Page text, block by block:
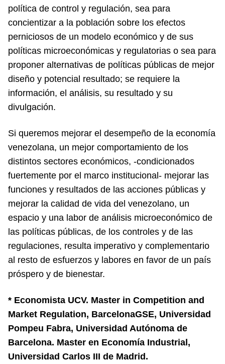
política de control y regulación, sea para
concientizar a la población sobre los efectos
perniciosos de un modelo económico y de sus
políticas microeconómicas y regulatorias o sea para
proponer alternativas de políticas públicas de mejor
diseño y potencial resultado; se requiere la
información, el análisis, su resultado y su
divulgación.
Si queremos mejorar el desempeño de la economía
venezolana, un mejor comportamiento de los
distintos sectores económicos, -condicionados
fuertemente por el marco institucional- mejorar las
funciones y resultados de las acciones públicas y
mejorar la calidad de vida del venezolano, un
espacio y una labor de análisis microeconómico de
las políticas públicas, de los controles y de las
regulaciones, resulta imperativo y complementario
al resto de esfuerzos y labores en favor de un país
próspero y de bienestar.
* Economista UCV. Master in Competition and
Market Regulation, BarcelonaGSE, Universidad
Pompeu Fabra, Universidad Autónoma de
Barcelona. Master en Economía Industrial,
Universidad Carlos III de Madrid.